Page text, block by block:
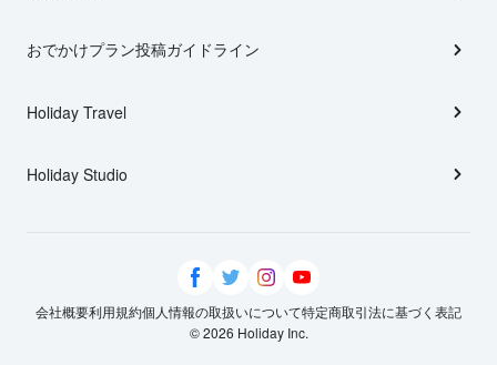
おでかけプラン投稿ガイドライン
Holiday Travel
Holiday Studio
会社概要利用規約個人情報の取扱いについて特定商取引法に基づく表記
© 2026 Holiday Inc.